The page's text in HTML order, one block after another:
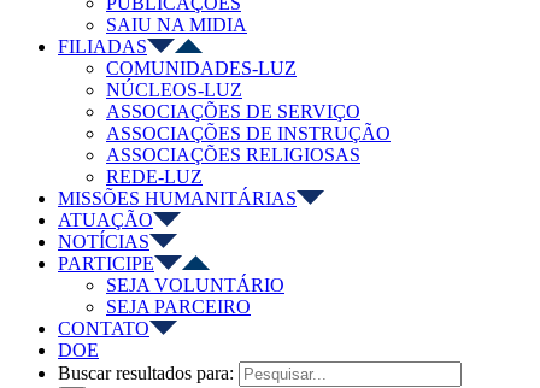
SAIU NA MIDIA
FILIADAS
COMUNIDADES-LUZ
NÚCLEOS-LUZ
ASSOCIAÇÕES DE SERVIÇO
ASSOCIAÇÕES DE INSTRUÇÃO
ASSOCIAÇÕES RELIGIOSAS
REDE-LUZ
MISSÕES HUMANITÁRIAS
ATUAÇÃO
NOTÍCIAS
PARTICIPE
SEJA VOLUNTÁRIO
SEJA PARCEIRO
CONTATO
DOE
Buscar resultados para: